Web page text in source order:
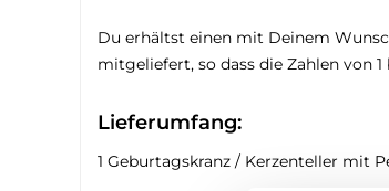
Du erhältst einen mit Deinem
mitgeliefert, so dass die Zahlen von
Lieferumfang:
1 Geburtagskranz / Kerzenteller mit